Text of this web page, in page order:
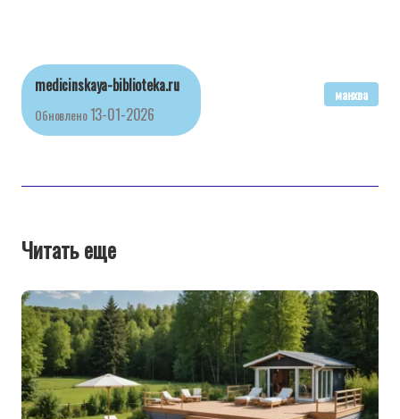
medicinskaya-biblioteka.ru
Обновлено13-01-2026
манхва
Читать еще